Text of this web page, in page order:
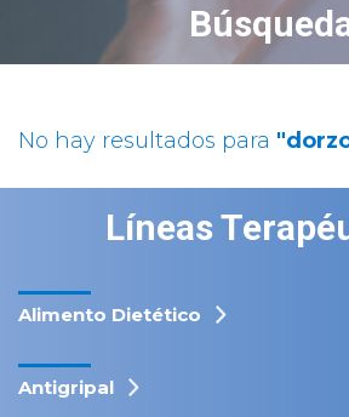
No hay resultados para
Líneas
Alimento Dietético
Antigripal